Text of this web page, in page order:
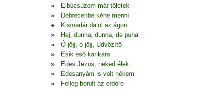
Elbúcsúzom már tőletek
Debrecenbe kéne menni
Kismadár dalol az ágon
Hej, dunna, dunna, de puha
Ó jöjj, ó jöjj, Üdvözítő
Esik eső karikára
Édes Jézus, neked élek
Édesanyám is volt nékem
Felleg borult az erdőre